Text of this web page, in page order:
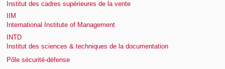
Institut des cadres supérieures de la vente
IIM
International Institute of Management
INTD
Institut des sciences & techniques de la documentation
Pôle sécurité-défense